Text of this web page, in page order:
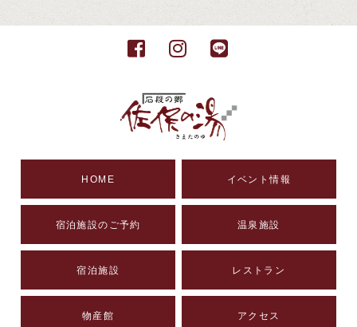
HOME イベント情報
宿泊施設のご予約 温泉施設
宿泊施設 レストラン
物産館 アクセス